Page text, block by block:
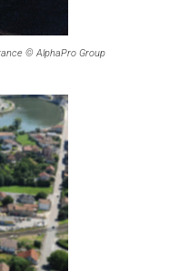
© AlphaPro Group